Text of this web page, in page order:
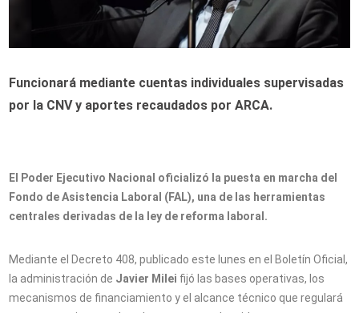
Funcionará mediante cuentas individuales supervisadas
por la CNV y aportes recaudados por ARCA.
El Poder Ejecutivo Nacional oficializó la puesta en marcha del
Fondo de Asistencia Laboral (FAL), una de las herramientas
centrales derivadas de la ley de reforma laboral.
Mediante el Decreto 408, publicado este lunes en el Boletín Oficial,
la administración de Javier Milei fijó las bases operativas, los
mecanismos de financiamiento y el alcance técnico que regulará